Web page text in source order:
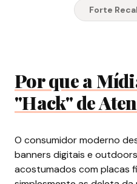
Forte
Por que a
"Hack" de
O consumidor moderno
banners digitais e
acostumados com placas